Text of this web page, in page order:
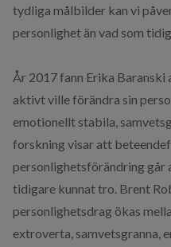
tydliga målbilder kan vi
personlighet än vad som
År 2017 fann Erika Baranski
aktivt ville förändra sin
emotionellt stabila,
forskning visar att
personlighetsförändring ​​går
tidigare kunnat tro. Brent
personlighetsdrag ökas
extroverta, samvetsgranna,